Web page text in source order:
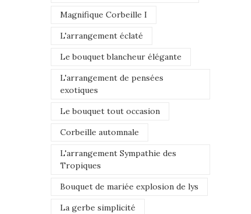
Magnifique Corbeille I
L'arrangement éclaté
Le bouquet blancheur élégante
L'arrangement de pensées
exotiques
Le bouquet tout occasion
Corbeille automnale
L'arrangement Sympathie des
Tropiques
Bouquet de mariée explosion de lys
La gerbe simplicité